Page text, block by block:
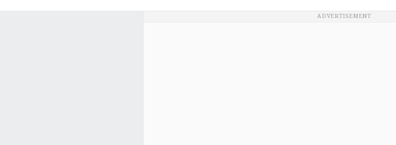
ADVERTISEMENT